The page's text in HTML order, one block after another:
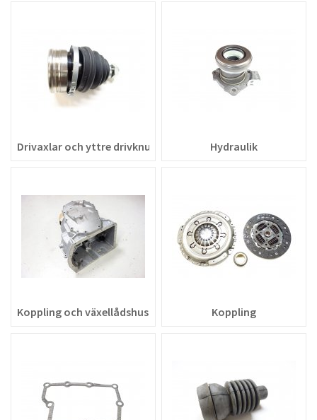
Drivaxlar och yttre drivknut Hydraulik
Koppling och växellådshus Koppling